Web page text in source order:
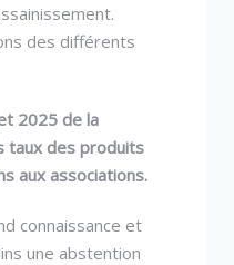
des différents
2025 de la
taux des produits
aux associations.
connaissance et
une abstention